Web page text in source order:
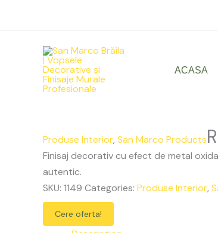
ACASA
Produse Interior, San Marco Products
Finisaj decorativ cu efect de metal
autentic.
SKU: 1149 Categories: Produse Interior,
Cere oferta!